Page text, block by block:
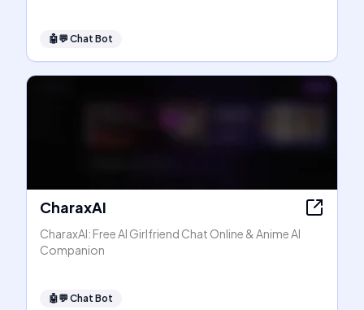
🤖💬 Chat Bot
CharaxAI
CharaxAI: Free AI Girlfriend Chat Online & Anime AI
Companion
🤖💬 Chat Bot